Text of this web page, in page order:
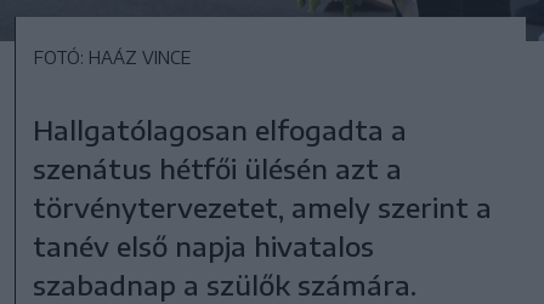
FOTÓ: HAÁZ VINCE
Hallgatólagosan elfogadta a
szenátus hétfői ülésén azt a
törvénytervezetet, amely szerint a
tanév első napja hivatalos
szabadnap a szülők számára.